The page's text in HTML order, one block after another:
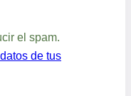
el spam.
de tus